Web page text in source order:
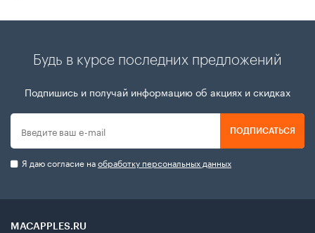
Будь в курсе последних предложений
Подпишись и получай информацию об акциях и скидках
ПОДПИСАТЬСЯ
Я даю согласие наобработку персональных данных
MACAPPLES.RU